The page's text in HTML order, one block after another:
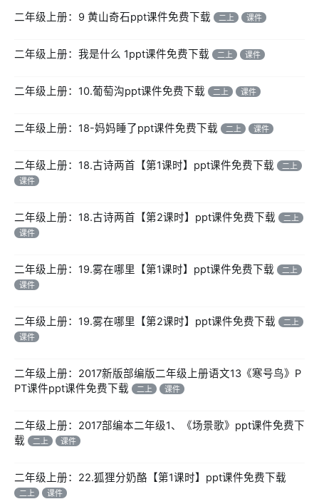
二年级上册：9 黄山奇石ppt课件免费下载 二上 课件
二年级上册：我是什么 1ppt课件免费下载 二上 课件
二年级上册：10.葡萄沟ppt课件免费下载 二上 课件
二年级上册：18-妈妈睡了ppt课件免费下载 二上 课件
二年级上册：18.古诗两首【第1课时】ppt课件免费下载
二上
课件
二年级上册：18.古诗两首【第2课时】ppt课件免费下载
二上
课件
二年级上册：19.雾在哪里【第1课时】ppt课件免费下载
二上
课件
二年级上册：19.雾在哪里【第2课时】ppt课件免费下载
二上
课件
二年级上册：2017新版部编版二年级上册语文13《寒号鸟》P
PT课件ppt课件免费下载
二上 课件
二年级上册：2017部编本二年级1、《场景歌》ppt课件免费下
载
二上 课件
二年级上册：22.狐狸分奶酪【第1课时】ppt课件免费下载
二上 课件